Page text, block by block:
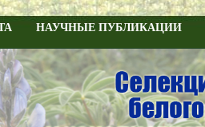
НАУЧНЫЕ ПУБЛИКАЦИИ